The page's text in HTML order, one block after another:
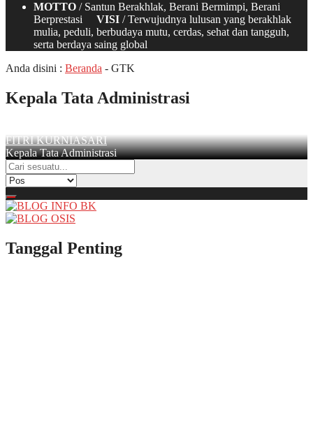
MOTTO / Santun Berakhlak, Berani Bermimpi, Berani
Berprestasi VISI / Terwujudnya lulusan yang berakhlak
mulia, peduli, berbudaya mutu, cerdas, sehat dan tangguh,
serta berdaya saing global
Anda disini : Beranda - GTK
Kepala Tata Administrasi
FITRI KURNIASARI
Kepala Tata Administrasi
Tanggal Penting